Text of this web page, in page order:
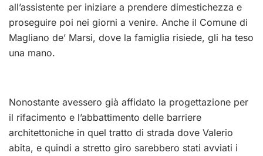
all’assistente per iniziare a prendere dimestichezza e
proseguire poi nei giorni a venire. Anche il Comune di
Magliano de’ Marsi, dove la famiglia risiede, gli ha teso
una mano.
Nonostante avessero già affidato la progettazione per
il rifacimento e l’abbattimento delle barriere
architettoniche in quel tratto di strada dove Valerio
abita, e quindi a stretto giro sarebbero stati avviati i